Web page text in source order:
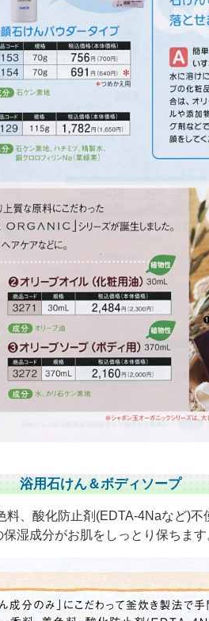
浴用石けん＆ボディソープ
料、酸化防止剤(EDTA-4Naなど)不
保湿成分がお肌をしっとり保ちます